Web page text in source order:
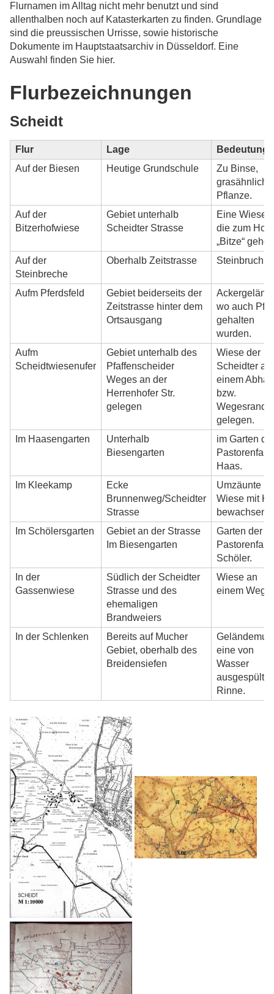
Flurnamen im Alltag nicht mehr benutzt und sind
allenthalben noch auf Katasterkarten zu finden. Grundlage
sind die preussischen Urrisse, sowie historische
Dokumente im Hauptstaatsarchiv in Düsseldorf. Eine
Auswahl finden Sie hier.
Flurbezeichnungen
Scheidt
Flur Lage
Bedeutung
Auf der Biesen
Heutige Grundschule
Zu Binse,
grasähnliche
Pflanze.
Auf der
Bitzerhofwiese
Gebiet unterhalb
Scheidter Strasse
Eine Wiese,
die zum Hof
„Bitze“
Auf der
Steinbreche
Oberhalb Zeitstrasse Steinbruch.
Aufm Pferdsfeld
Gebiet beiderseits der
Zeitstrasse hinter dem
Ortsausgang
wo auch
gehalten
wurden.
Aufm
Scheidtwiesenufer
Gebiet unterhalb des
Pfaffenscheider
Weges an der
Herrenhofer Str.
gelegen
Wiese der
Scheidter an
einem
bzw.
Wegesrand
gelegen.
Im Haasengarten
Unterhalb
Biesengarten
im Garten
Haas.
Im Kleekamp
Ecke
Brunnenweg/Scheidter
Strasse
Umzäunte
Wiese mit
bewachsen.
Im Schölersgarten
Gebiet an der Strasse
Im Biesengarten
Garten der
Schöler.
In der
Gassenwiese
Südlich der Scheidter
Strasse und des
ehemaligen
Brandweiers
Wiese an
einem Weg.
In der Schlenken
Bereits auf Mucher
Gebiet, oberhalb des
Breidensiefen
eine von
Wasser
ausgespülte
Rinne.